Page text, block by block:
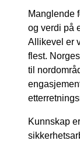
Manglende
og verdi på
Allikevel er
flest.
til
Kunnskap